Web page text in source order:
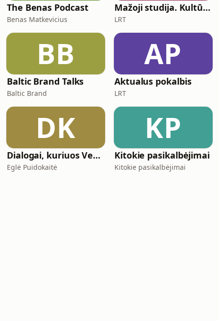
The Benas Podcast
Benas Matkevicius
Mažoji studija. Kultūra ir religija.
LRT
BB
Baltic Brand Talks
Baltic Brand
AP
Aktualus pokalbis
LRT
DK
Dialogai, kuriuos Veda Vidus
Eglė Puidokaitė
KP
Kitokie pasikalbėjimai
Kitokie pasikalbėjimai